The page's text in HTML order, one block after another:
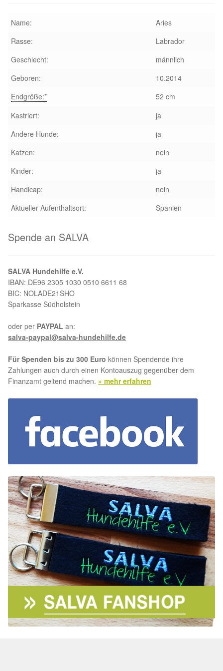
Mittelmeerkrankheiten
Qualzucht bei Hunden
Sonderfarben bei Hunden
Ablauf Adoption
Regenbogenbrücke
Aktuelles
SALVA News
Reiseberichte
Kreativprojekte
Partnertierheim La Linea in Spanien
Aktion „Hilfe La Linea“
Updates „Hilfe La Linea“
Partnertierheim in Bulgarien
Partnertierheim in Polen
Name:
Aries
Rasse:
Labrador
Geschlecht:
männlich
Geboren:
10.2014
Endgröße:*
52 cm
Kastriert:
ja
Andere Hunde:
ja
Katzen:
nein
Kinder:
ja
Handicap:
nein
Aktueller Aufenthaltsort:
Spanien
Spende an SALVA
SALVA Hundehilfe e.V.
IBAN: DE96 2305 1030 0510 6611 68
BIC: NOLADE21SHO
Sparkasse Südholstein
oder per PAYPAL an:
salva-paypal@salva-hundehilfe.de
Für Spenden bis zu 300 Euro können Spendende ihre
Zahlungen auch durch einen Kontoauszug gegenüber dem
Finanzamt geltend machen. » mehr erfahren